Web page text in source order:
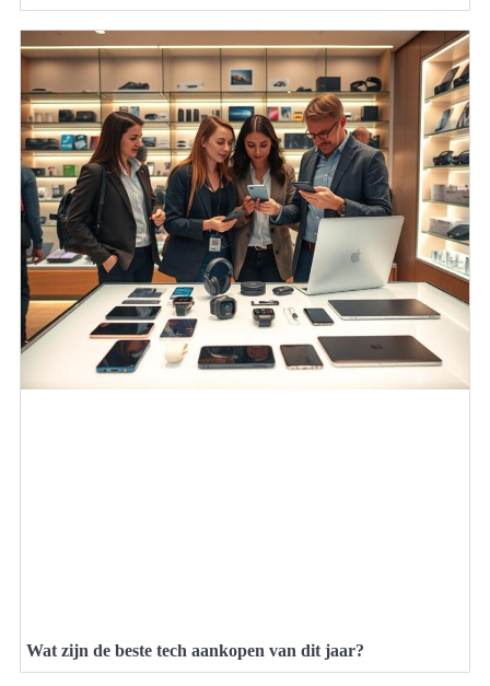
Wat zijn de beste tech aankopen van dit jaar?